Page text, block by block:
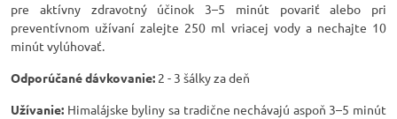
pre aktívny zdravotný účinok 3–5 minút povariť alebo pri
preventívnom užívaní zalejte 250 ml vriacej vody a nechajte 10
minút vylúhovať.
Odporúčané dávkovanie: 2 - 3 šálky za deň
Užívanie: Himalájske byliny sa tradične nechávajú aspoň 3–5 minút